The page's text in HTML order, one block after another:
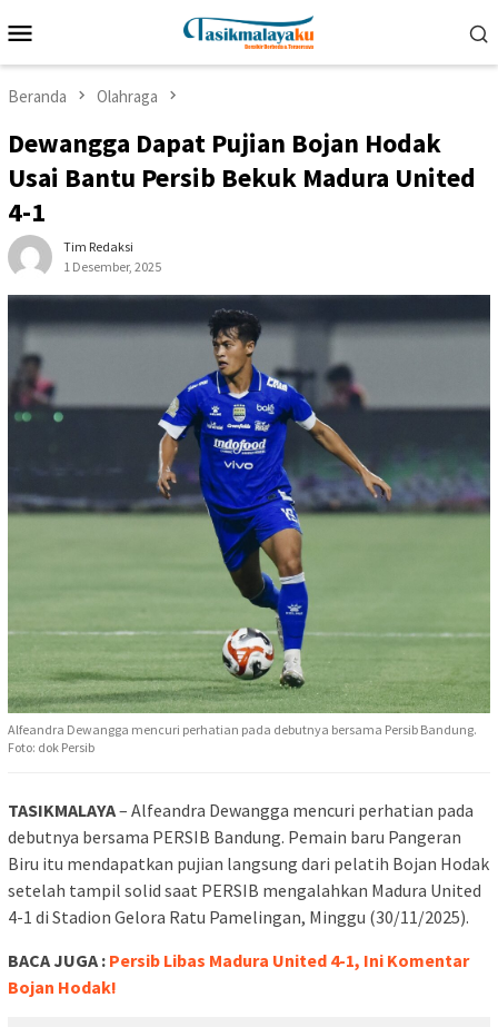
ke
Mobile
Beranda Olahraga
Dewangga Dapat Pujian Bojan Hodak
Usai Bantu Persib Bekuk Madura United
4-1
Tim Redaksi
1 Desember, 2025
Alfeandra Dewangga mencuri perhatian pada debutnya bersama Persib Bandung.
Foto: dok Persib
TASIKMALAYA– Alfeandra Dewangga mencuri perhatian pada
debutnya bersama PERSIB Bandung. Pemain baru Pangeran
Biru itu mendapatkan pujian langsung dari pelatih Bojan Hodak
setelah tampil solid saat PERSIB mengalahkan Madura United
4-1 di Stadion Gelora Ratu Pamelingan, Minggu (30/11/2025).
BACA JUGA : Persib Libas Madura United 4-1, Ini Komentar
Bojan Hodak!